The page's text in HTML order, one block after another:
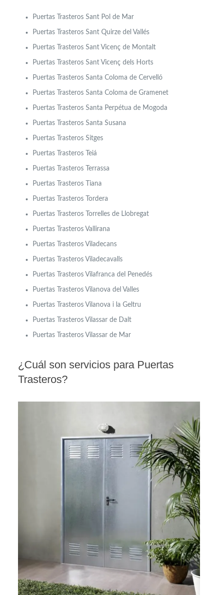
Puertas Trasteros Sant Pol de Mar
Puertas Trasteros Sant Quirze del Vallés
Puertas Trasteros Sant Vicenç de Montalt
Puertas Trasteros Sant Vicenç dels Horts
Puertas Trasteros Santa Coloma de Cervelló
Puertas Trasteros Santa Coloma de Gramenet
Puertas Trasteros Santa Perpétua de Mogoda
Puertas Trasteros Santa Susana
Puertas Trasteros Sitges
Puertas Trasteros Teiá
Puertas Trasteros Terrassa
Puertas Trasteros Tiana
Puertas Trasteros Tordera
Puertas Trasteros Torrelles de Llobregat
Puertas Trasteros Vallirana
Puertas Trasteros Viladecans
Puertas Trasteros Viladecavalls
Puertas Trasteros Vilafranca del Penedés
Puertas Trasteros Vilanova del Valles
Puertas Trasteros Vilanova i la Geltru
Puertas Trasteros Vilassar de Dalt
Puertas Trasteros Vilassar de Mar
¿Cuál son servicios para Puertas
Trasteros?